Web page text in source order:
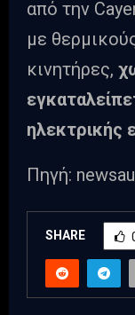
από την
με
κινητήρες,
ηλεκτρικής
Πηγή:
SHARE